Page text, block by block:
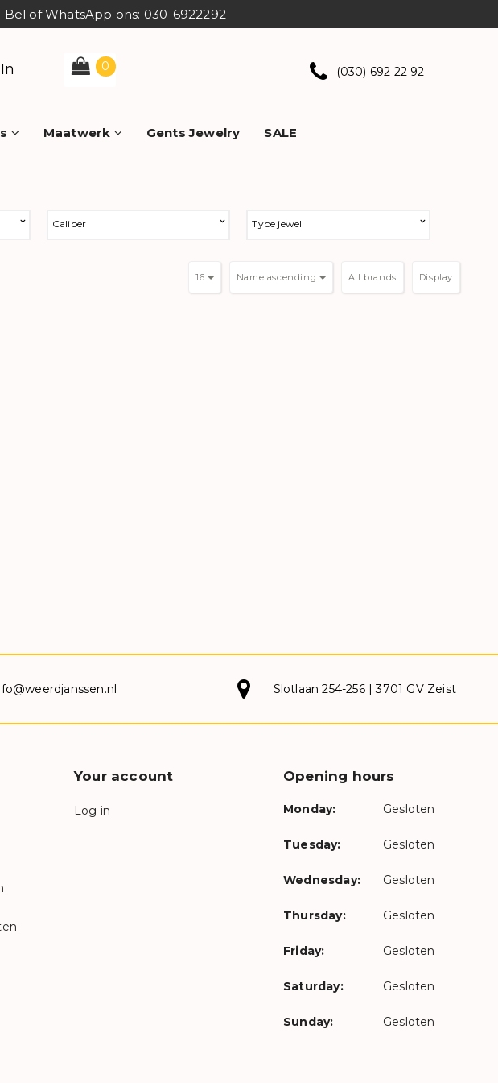
Bel of WhatsApp ons: 030-6922292
0 (030) 692 22 92
Maatwerk Gents Jewelry SALE
Caliber Type jewel
Display
Name ascending
16
Slotlaan 254-256 | 3701 GV Zeist
Your account
Log in
Opening hours
Monday: Gesloten
Tuesday: Gesloten
Wednesday: Gesloten
Thursday: Gesloten
Friday: Gesloten
Saturday: Gesloten
Sunday: Gesloten